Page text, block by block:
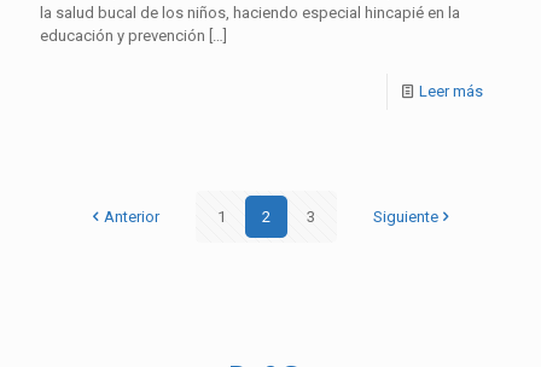
la salud bucal de los niños, haciendo especial hincapié en la
educación y prevención […]
Leer más
Anterior 1 2 3 Siguiente